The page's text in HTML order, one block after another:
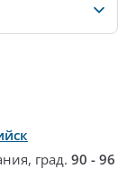
град. 90 - 96